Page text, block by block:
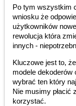
Po tym wszystkim
wniosku że
użytkowników
rewolucja która
innych -
Kluczowe jest to,
modele
wybrać ten który
Nie musimy płacić
korzystać.